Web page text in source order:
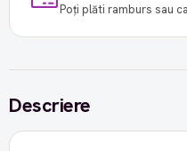
Poți plăti ramburs sau
Descriere